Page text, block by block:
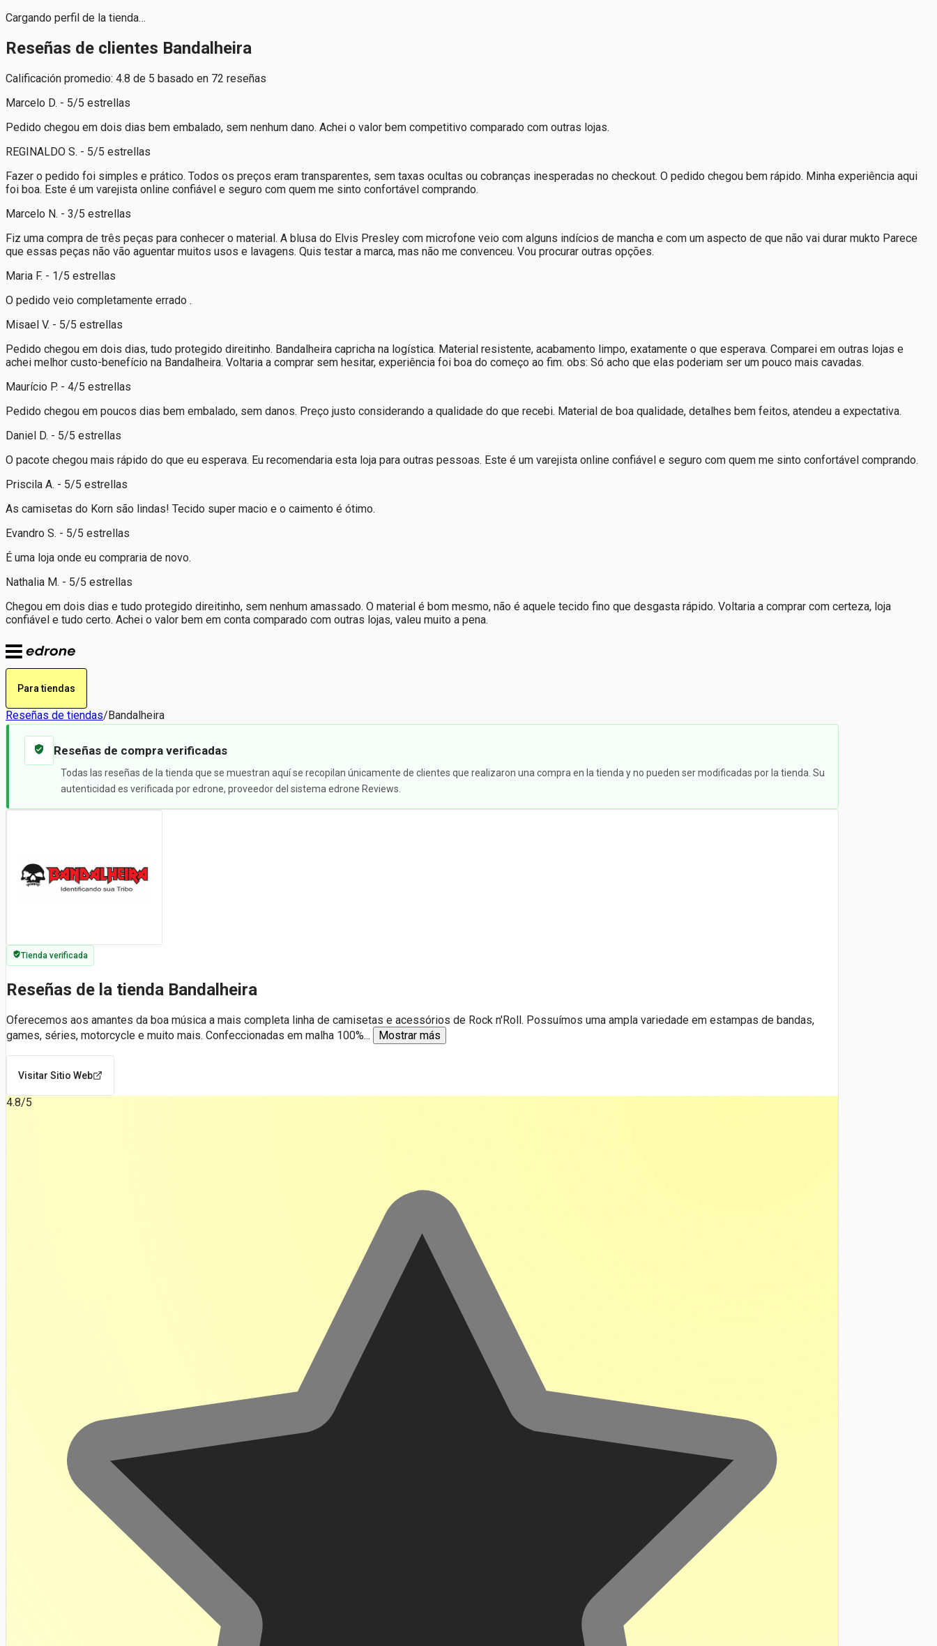
Cargando perfil de la tienda…
Reseñas de clientes Bandalheira
Calificación promedio: 4.8 de 5 basado en 72 reseñas
Marcelo D. - 5/5 estrellas
Pedido chegou em dois dias bem embalado, sem nenhum dano. Achei o valor bem competitivo comparado com outras lojas.
REGINALDO S. - 5/5 estrellas
Fazer o pedido foi simples e prático. Todos os preços eram transparentes, sem taxas ocultas ou cobranças inesperadas no checkout. O pedido chegou bem rápido. Minha experiência aqui
foi boa. Este é um varejista online confiável e seguro com quem me sinto confortável comprando.
Marcelo N. - 3/5 estrellas
Fiz uma compra de três peças para conhecer o material. A blusa do Elvis Presley com microfone veio com alguns indícios de mancha e com um aspecto de que não vai durar mukto Parece
que essas peças não vão aguentar muitos usos e lavagens. Quis testar a marca, mas não me convenceu. Vou procurar outras opções.
Maria F. - 1/5 estrellas
O pedido veio completamente errado .
Misael V. - 5/5 estrellas
Pedido chegou em dois dias, tudo protegido direitinho. Bandalheira capricha na logística. Material resistente, acabamento limpo, exatamente o que esperava. Comparei em outras lojas e
achei melhor custo-benefício na Bandalheira. Voltaria a comprar sem hesitar, experiência foi boa do começo ao fim. obs: Só acho que elas poderiam ser um pouco mais cavadas.
Maurício P. - 4/5 estrellas
Pedido chegou em poucos dias bem embalado, sem danos. Preço justo considerando a qualidade do que recebi. Material de boa qualidade, detalhes bem feitos, atendeu a expectativa.
Daniel D. - 5/5 estrellas
O pacote chegou mais rápido do que eu esperava. Eu recomendaria esta loja para outras pessoas. Este é um varejista online confiável e seguro com quem me sinto confortável comprando.
Priscila A. - 5/5 estrellas
As camisetas do Korn são lindas! Tecido super macio e o caimento é ótimo.
Evandro S. - 5/5 estrellas
É uma loja onde eu compraria de novo.
Nathalia M. - 5/5 estrellas
Chegou em dois dias e tudo protegido direitinho, sem nenhum amassado. O material é bom mesmo, não é aquele tecido fino que desgasta rápido. Voltaria a comprar com certeza, loja
confiável e tudo certo. Achei o valor bem em conta comparado com outras lojas, valeu muito a pena.
Para tiendas
Reseñas de tiendas/Bandalheira
Reseñas de compra verificadas
Todas las reseñas de la tienda que se muestran aquí se recopilan únicamente de clientes que realizaron una compra en la tienda y no pueden ser modificadas por la tienda. Su
autenticidad es verificada por edrone, proveedor del sistema edrone Reviews.
Tienda verificada
Reseñas de la tienda Bandalheira
Oferecemos aos amantes da boa música a mais completa linha de camisetas e acessórios de Rock n'Roll. Possuímos uma ampla variedade em estampas de bandas,
games, séries, motorcycle e muito mais. Confeccionadas em malha 100%... Mostrar más
Visitar Sitio Web
4.8/5